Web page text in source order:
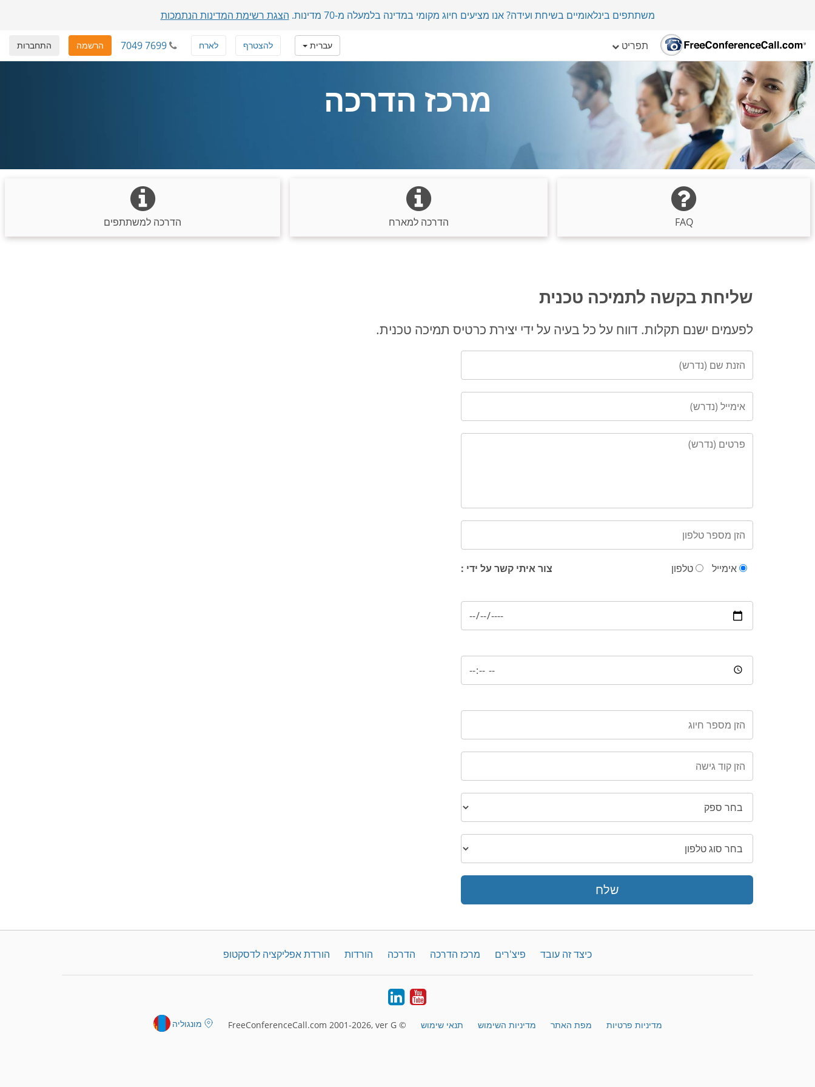
משתתפים בינלאומיים בשיחת ועידה? אנו מציעים חיוג מקומי במדינה בלמעלה מ-70 מדינות. הצגת רשימת המדינות הנתמכות
תפריט התחברות הרשמה 7049 7699 להצטרף לארח עברית
מרכז הדרכה
FAQ הדרכה למארח הדרכה למשתתפים
שליחת בקשה לתמיכה טכנית
לפעמים ישנם תקלות. דווח על כל בעיה על ידי יצירת כרטיס תמיכה טכנית.
צור איתי קשר על ידי : אימייל טלפון
שלח
כיצד זה עובד פיצ'רים מרכז הדרכה הדרכה הורדות הורדת אפליקציה לדסקטופ
YouTube
LinkedIn
מדיניות פרטיות מפת האתר מדיניות השימוש תנאי שימוש © FreeConferenceCall.com 2001-2026, ver G מונגוליה